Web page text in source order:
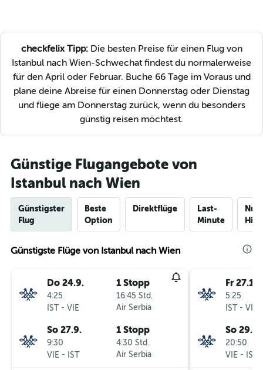
checkfelix Tipp:Die besten Preise für einen Flug von
Istanbul nach Wien-Schwechat findest du normalerweise
für den April oder Februar. Buche 66 Tage im Voraus und
plane deine Abreise für einen Donnerstag oder Dienstag
und fliege am Donnerstag zurück, wenn du besonders
günstig reisen möchtest.
Günstige Flugangebote von
Istanbul nach Wien
Günstigster
Flug
Beste
Option
Direktflüge
Last-
Minute
Nur
Günstigste Flüge von Istanbul nach Wien
Do 24.9.
4:25
IST- VIE
1 Stopp
16:45 Std.
Air Serbia
So 27.9.
9:30
VIE - IST
1 Stopp
4:30 Std.
Air Serbia
Fr 27.11.
5:25
IST- VIE
So
20:50
VIE - IST